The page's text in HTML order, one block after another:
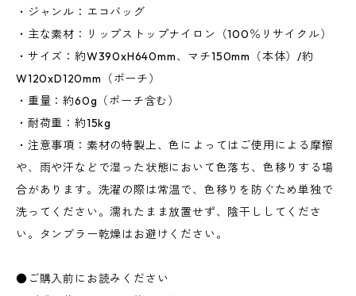
・ジャンル：エコバッグ
・主な素材：リップストップナイロン（100％リサイクル）
・サイズ：約W390xH640mm、マチ150mm（本体）/約
W120xD120mm（ポーチ）
・重量：約60g（ポーチ含む）
・耐荷重：約15kg
・注意事項：素材の特製上、色によってはご使用による摩擦
や、雨や汗などで湿った状態において色落ち、色移りする場
合があります。洗濯の際は常温で、色移りを防ぐため単独で
洗ってください。濡れたまま放置せず、陰干ししてくださ
い。タンブラー乾燥はお避けください。
●ご購入前にお読みください